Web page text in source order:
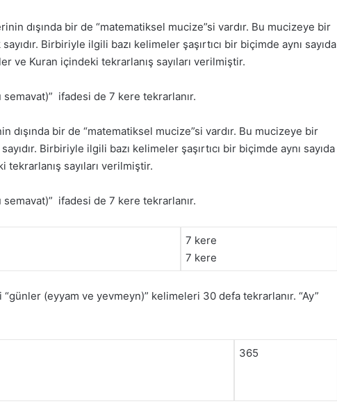
dışında bir de “matematiksel mucize”si vardır. Bu mucizeye bir
Birbiriyle ilgili bazı kelimeler şaşırtıcı bir biçimde aynı sayıda
ve Kuran içindeki tekrarlanış sayıları verilmiştir.
semavat)” ifadesi de 7 kere tekrarlanır.
dışında bir de “matematiksel mucize”si vardır. Bu mucizeye bir
Birbiriyle ilgili bazı kelimeler şaşırtıcı bir biçimde aynı sayıda
sayıları verilmiştir.
semavat)” ifadesi de 7 kere tekrarlanır.
7 kere
7 kere
(eyyam ve yevmeyn)” kelimeleri 30 defa tekrarlanır. “Ay”
365